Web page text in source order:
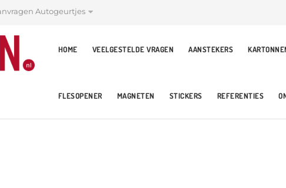
Autogeurtjes
HOME VEELGESTELDE VRAGEN AANSTEKERS
FLESOPENER MAGNETEN STICKERS REFERENTIES